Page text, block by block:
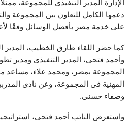
الإدارة المدير التنفيذى للمجموعة،
دعمها الكامل للتعاون بين المجموعة
على خدمة مصر بأفضل الوسائل وفقًا
كما حضر اللقاء طارق الخطيب، المدير
وأحمد فتحى، المدير التنفيذى ومدير
المجموعة بمصر، ومحمد علاء، مساعد
المهنية فى المجموعة، وعن نادى
وصفاء حسنى.
واستعرض النائب أحمد فتحى،